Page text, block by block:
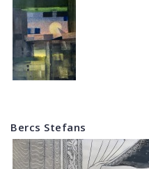
Bercs Stefans